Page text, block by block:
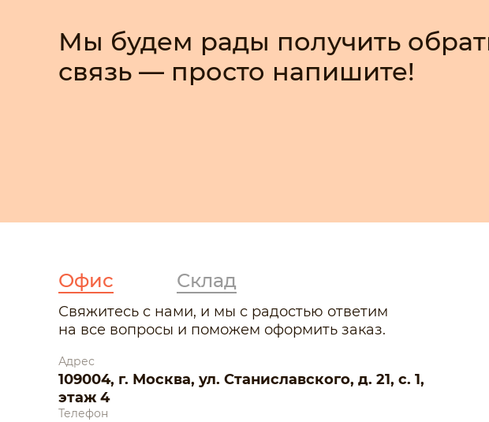
Мы будем рады получить
связь — просто напишите!
Офис Склад
Свяжитесь с нами, и мы с радостью ответим
на все вопросы и поможем оформить заказ.
Адрес
109004, г. Москва, ул. Станиславского, д. 21, с. 1,
этаж 4
Телефон